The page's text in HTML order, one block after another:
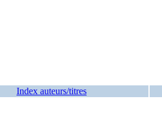
Index auteurs/titres